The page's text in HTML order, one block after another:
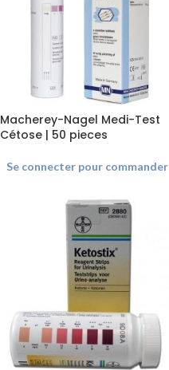
Macherey-Nagel Medi-Test
Cétose | 50 pieces
Se connecter pour commander